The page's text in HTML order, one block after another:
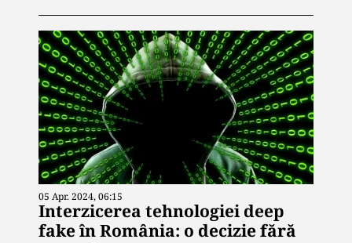
05 Apr. 2024, 06:15
Interzicerea tehnologiei deep
fake în România: o decizie fără